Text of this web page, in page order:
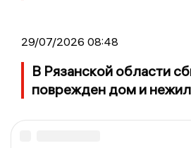
29/07/2026 08:48
В Рязанской области
поврежден дом и